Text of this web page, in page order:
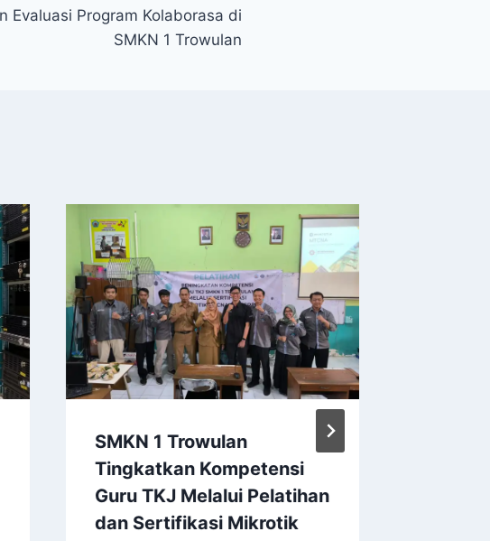
Evaluasi Program Kolaborasa di
SMKN 1 Trowulan
SMKN 1 Trowulan
Tingkatkan Kompetensi
Guru TKJ Melalui Pelatihan
dan Sertifikasi Mikrotik